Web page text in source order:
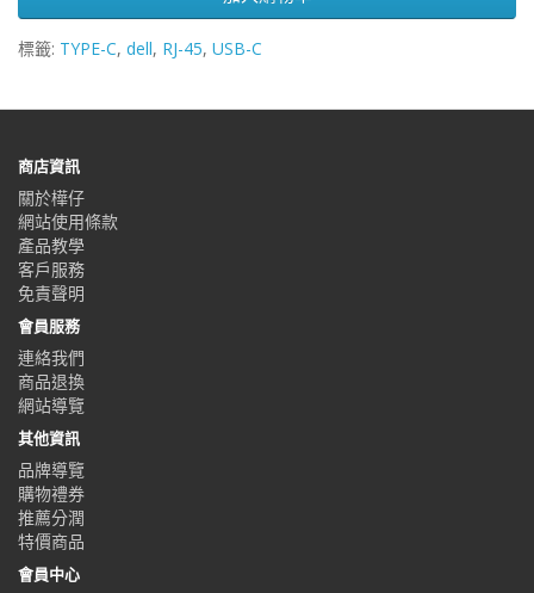
標籤: TYPE-C, dell, RJ-45, USB-C
商店資訊
關於樺仔
網站使用條款
產品教學
客戶服務
免責聲明
會員服務
連絡我們
商品退換
網站導覽
其他資訊
品牌導覽
購物禮券
推薦分潤
特價商品
會員中心